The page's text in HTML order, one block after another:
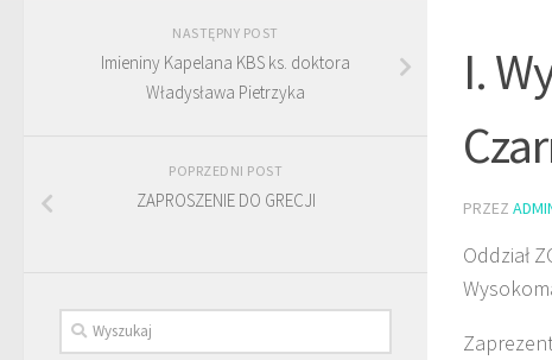
I.
PRZEZ
Oddział
NASTĘPNY POST
Imieniny Kapelana KBS ks. doktora
Władysława Pietrzyka
POPRZEDNI POST
ZAPROSZENIE DO GRECJI